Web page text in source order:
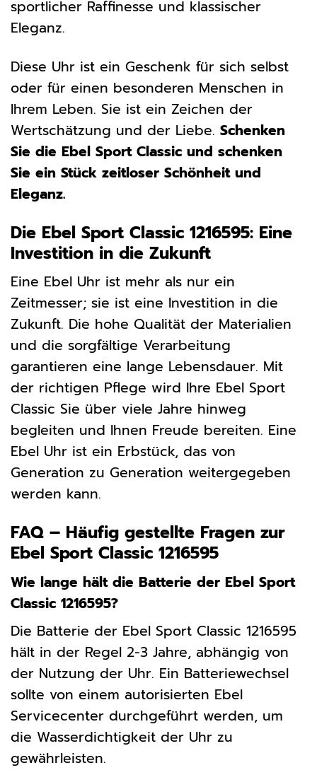
sportlicher Raffinesse und klassischer
Eleganz.
Diese Uhr ist ein Geschenk für sich selbst
oder für einen besonderen Menschen in
Ihrem Leben. Sie ist ein Zeichen der
Wertschätzung und der Liebe. Schenken
Sie die Ebel Sport Classic und schenken
Sie ein Stück zeitloser Schönheit und
Eleganz.
Die Ebel Sport Classic 1216595: Eine
Investition in die Zukunft
Eine Ebel Uhr ist mehr als nur ein
Zeitmesser; sie ist eine Investition in die
Zukunft. Die hohe Qualität der Materialien
und die sorgfältige Verarbeitung
garantieren eine lange Lebensdauer. Mit
der richtigen Pflege wird Ihre Ebel Sport
Classic Sie über viele Jahre hinweg
begleiten und Ihnen Freude bereiten. Eine
Ebel Uhr ist ein Erbstück, das von
Generation zu Generation weitergegeben
werden kann.
FAQ – Häufig gestellte Fragen zur
Ebel Sport Classic 1216595
Wie lange hält die Batterie der Ebel Sport
Classic 1216595?
Die Batterie der Ebel Sport Classic 1216595
hält in der Regel 2-3 Jahre, abhängig von
der Nutzung der Uhr. Ein Batteriewechsel
sollte von einem autorisierten Ebel
Servicecenter durchgeführt werden, um
die Wasserdichtigkeit der Uhr zu
gewährleisten.